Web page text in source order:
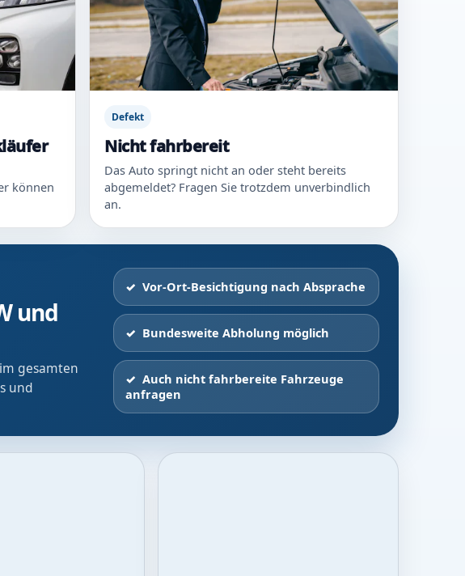
können
Defekt
Nicht fahrbereit
Das Auto springt nicht an oder steht bereits
abgemeldet? Fragen Sie trotzdem unverbindlich
an.
und
gesamten
und
Vor-Ort-Besichtigung nach Absprache
Bundesweite Abholung möglich
Auch nicht fahrbereite Fahrzeuge
anfragen